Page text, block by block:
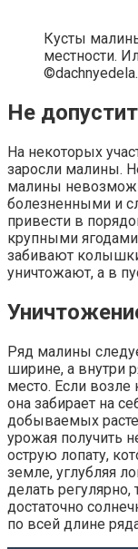
Кусты
местности.
Не
На некоторых
заросли малины.
малины
болезненными и
привести в
крупными
забивают
уничтожают, а в
Ряд малины
ширине, а внутри
место. Если возле
она забирает на
добываемых
урожая получить
острую лопату,
земле, углубляя
делать
достаточно
по всей длине